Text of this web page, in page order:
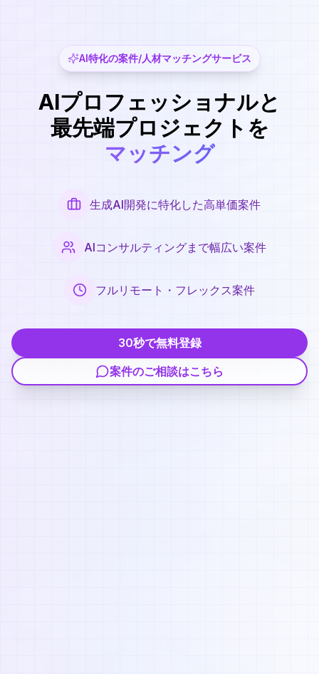
AI特化の案件/人材マッチングサービス
AIプロフェッショナルと
最先端プロジェクトを
マッチング
生成AI開発に特化した高単価案件
AIコンサルティングまで幅広い案件
フルリモート・フレックス案件
30秒で無料登録
案件のご相談はこちら